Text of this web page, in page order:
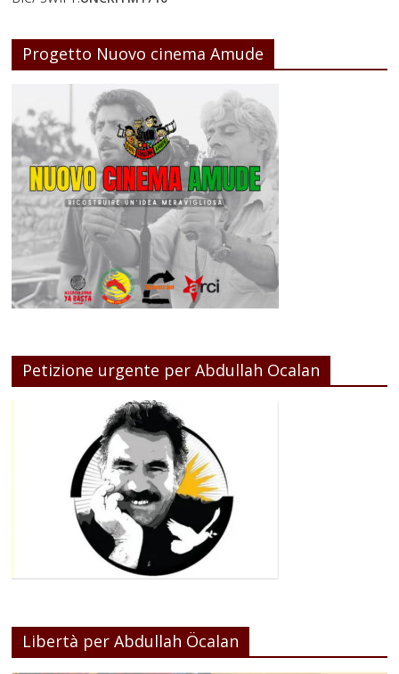
Progetto Nuovo cinema Amude
Petizione urgente per Abdullah Ocalan
Libertà per Abdullah Öcalan